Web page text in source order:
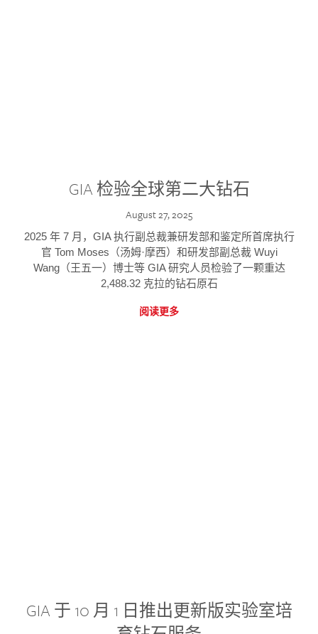
GIA 检验全球第二大钻石
August 27, 2025
2025 年 7 月，GIA 执行副总裁兼研发部和鉴定所首席执行
官 Tom Moses（汤姆·摩西）和研发部副总裁 Wuyi
Wang（王五一）博士等 GIA 研究人员检验了一颗重达
2,488.32 克拉的钻石原石
阅读更多
GIA 于 10 月 1 日推出更新版实验室培